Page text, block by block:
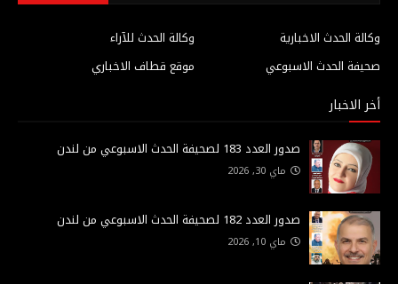
وكالة الحدث للآراء
وكالة الحدث الاخبارية
موقع قطاف الاخباري
صحيفة الحدث الاسبوعي
أخر الاخبار
صدور العدد 183 لصحيفة الحدث الاسبوعي من لندن
ماي 30, 2026
صدور العدد 182 لصحيفة الحدث الاسبوعي من لندن
ماي 10, 2026